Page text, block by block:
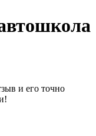
и его точно